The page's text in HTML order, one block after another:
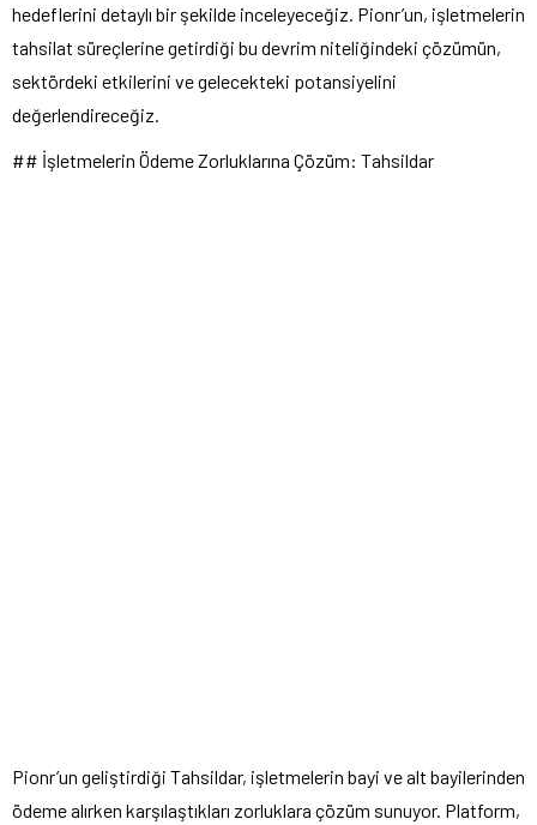
hedeflerini detaylı bir şekilde inceleyeceğiz. Pionr’un, işletmelerin
tahsilat süreçlerine getirdiği bu devrim niteliğindeki çözümün,
sektördeki etkilerini ve gelecekteki potansiyelini
değerlendireceğiz.
## İşletmelerin Ödeme Zorluklarına Çözüm: Tahsildar
Pionr’un geliştirdiği Tahsildar, işletmelerin bayi ve alt bayilerinden
ödeme alırken karşılaştıkları zorluklara çözüm sunuyor. Platform,